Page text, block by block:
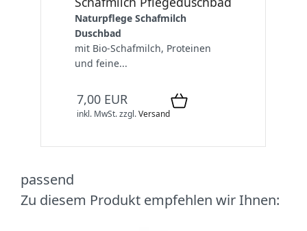
Naturpflege Schafmilch
Duschbad
mit Bio-Schafmilch, Proteinen
und feine...
7,00 EUR
inkl. MwSt.zzgl.Versand
passend
Zu diesem Produkt empfehlen wir Ihnen: